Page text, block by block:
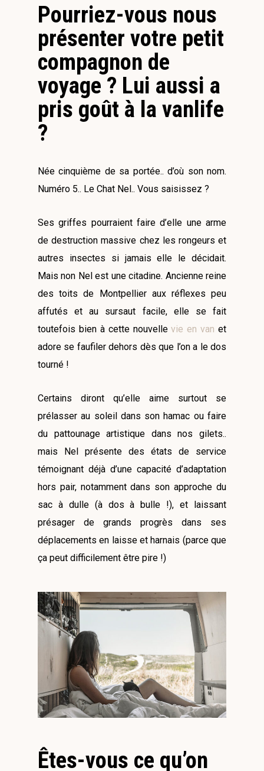
Pourriez-vous nous
présenter votre petit
compagnon de
voyage ? Lui aussi a
pris goût à la vanlife
?
Née cinquième de sa portée.. d’où son nom.
Numéro 5.. Le Chat Nel.. Vous saisissez ?
Ses griffes pourraient faire d’elle une arme
de destruction massive chez les rongeurs et
autres insectes si jamais elle le décidait.
Mais non Nel est une citadine. Ancienne reine
des toits de Montpellier aux réflexes peu
affutés et au sursaut facile, elle se fait
toutefois bien à cette nouvellevie en van et
adore se faufiler dehors dès que l’on a le dos
tourné !
Certains diront qu’elle aime surtout se
prélasser au soleil dans son hamac ou faire
du pattounage artistique dans nos gilets..
mais Nel présente des états de service
témoignant déjà d’une capacité d’adaptation
hors pair, notamment dans son approche du
sac à dulle (à dos à bulle !), et laissant
présager de grands progrès dans ses
déplacements en laisse et harnais (parce que
ça peut difficilement être pire !)
Êtes-vous ce qu’on